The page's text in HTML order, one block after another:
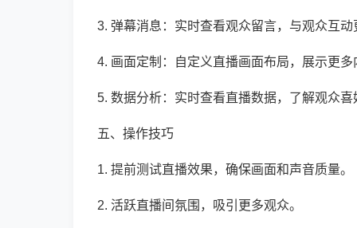
3. 弹幕消息：实时查看观众留言，与观众互动
4. 画面定制：自定义直播画面布局，展示更多
5. 数据分析：实时查看直播数据，了解观众喜
五、操作技巧
1. 提前测试直播效果，确保画面和声音质量。
2. 活跃直播间氛围，吸引更多观众。